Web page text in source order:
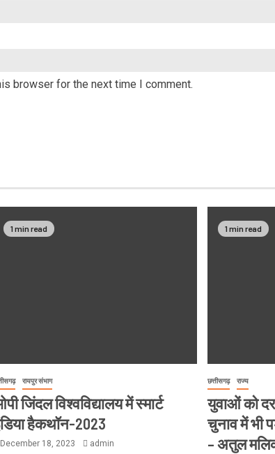
browser for the next time I comment.
1 min read
रायपुर संभाग
जिंदल विश्वविद्यालय में स्मार्ट
हैकथॉन-2023
December 18, 2023 admin
1 min read
छत्तीसगढ़ राज्य
युवाओं को
चुनाव में भी
– अतुल